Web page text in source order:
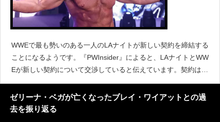
WWEで最も勢いのある一人のLAナイトが新しい契約を締結する
ことになるようです。『PWInsider』によると、LAナイトとWW
Eが新しい契約について交渉していると伝えています。契約はま
もなく最終合意に達するか、もしくはすでにサイン済みとも言
われていて、一部情報源が新しい契約は最長5
ゼリーナ・ベガが亡くなったブレイ・ワイアットとの過
去を振り返る